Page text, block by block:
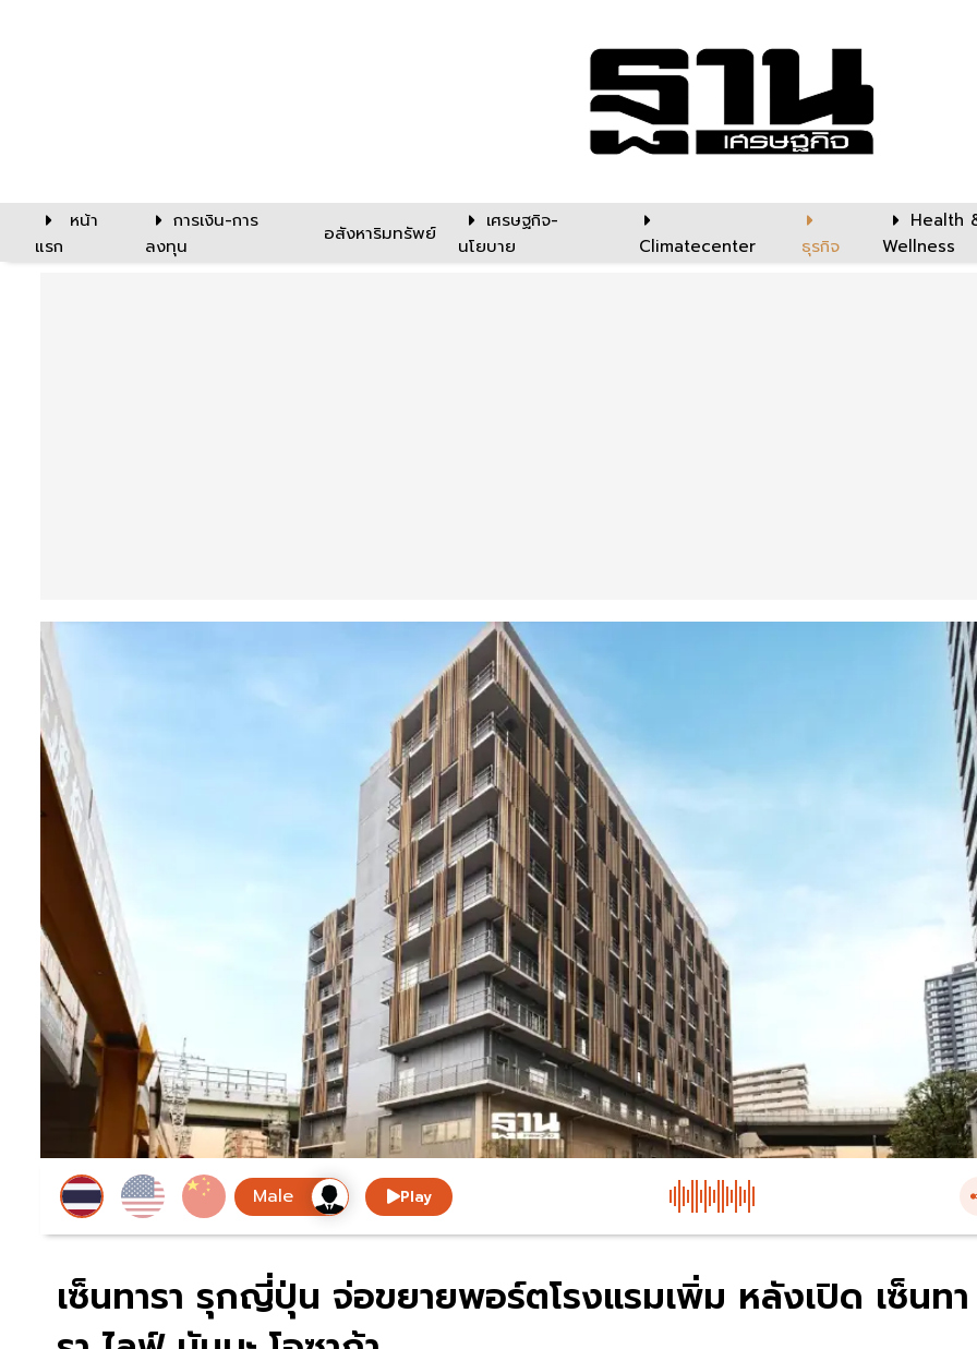
หน้า
แรก
การเงิน-การ
ลงทุน
อสังหาริมทรัพย์
เศรษฐกิจ-
นโยบาย
Climatecenter ธุรกิจ
Health
Wellness
Play
เซ็นทารา รุกญี่ปุ่น จ่อขยายพอร์ตโรงแรมเพิ่ม หลังเปิด เซ็นทา